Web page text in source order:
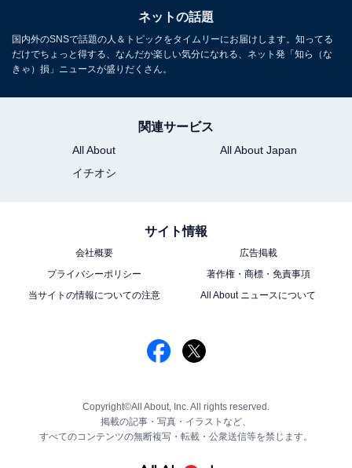
ネットの話題
国内外のSNSで話題の人＆トピックをタイムリーにお届けします。知ってる
だけでちょっと得する、なんだか楽しい気分になれる、ネット発「知ら（な
きゃ）損」ニュースが盛りだくさん。
関連サービス
All About
All About Japan
イチオシ
サイト情報
会社概要
広告掲載
プライバシーポリシー
著作権・商標・免責事項
当サイトの情報についての注意
All About ニュースについて
Copyright©All About, Inc. All rights reserved.
掲載の記事・写真・イラストなど、
すべてのコンテンツの無断複写・転載・公衆送信等を禁じます。